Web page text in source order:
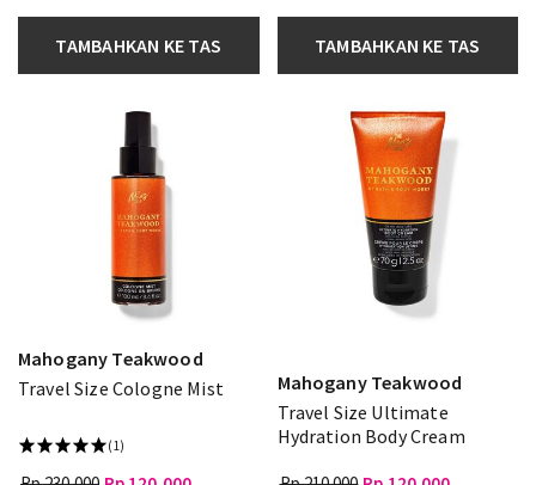
TAMBAHKAN KE TAS TAMBAHKAN KE TAS
Mahogany Teakwood
Travel Size Cologne Mist
(1)
Mahogany Teakwood
Travel Size Ultimate
Hydration Body Cream